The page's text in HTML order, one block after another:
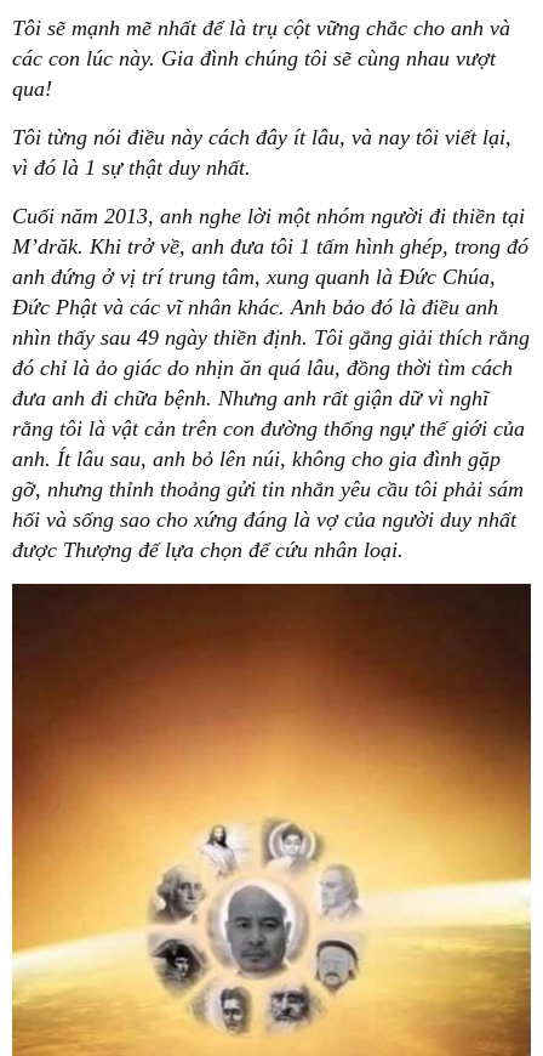
Tôi sẽ mạnh mẽ nhất để là trụ cột vững chắc cho anh và
các con lúc này. Gia đình chúng tôi sẽ cùng nhau vượt
qua!
Tôi từng nói điều này cách đây ít lâu, và nay tôi viết lại,
vì đó là 1 sự thật duy nhất.
Cuối năm 2013, anh nghe lời một nhóm người đi thiền tại
M’drăk. Khi trở về, anh đưa tôi 1 tấm hình ghép, trong đó
anh đứng ở vị trí trung tâm, xung quanh là Đức Chúa,
Đức Phật và các vĩ nhân khác. Anh bảo đó là điều anh
nhìn thấy sau 49 ngày thiền định. Tôi gắng giải thích rằng
đó chỉ là ảo giác do nhịn ăn quá lâu, đồng thời tìm cách
đưa anh đi chữa bệnh. Nhưng anh rất giận dữ vì nghĩ
rằng tôi là vật cản trên con đường thống ngự thế giới của
anh. Ít lâu sau, anh bỏ lên núi, không cho gia đình gặp
gỡ, nhưng thỉnh thoảng gửi tin nhắn yêu cầu tôi phải sám
hối và sống sao cho xứng đáng là vợ của người duy nhất
được Thượng đế lựa chọn để cứu nhân loại.